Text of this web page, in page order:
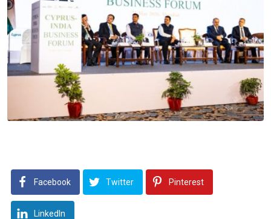
Facebook Twitter Pinterest
LinkedIn